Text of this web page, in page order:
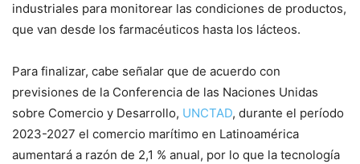
industriales para monitorear las condiciones de productos,
que van desde los farmacéuticos hasta los lácteos.
Para finalizar, cabe señalar que de acuerdo con
previsiones de la Conferencia de las Naciones Unidas
sobre Comercio y Desarrollo, UNCTAD, durante el período
2023-2027 el comercio marítimo en Latinoamérica
aumentará a razón de 2,1 % anual, por lo que la tecnología